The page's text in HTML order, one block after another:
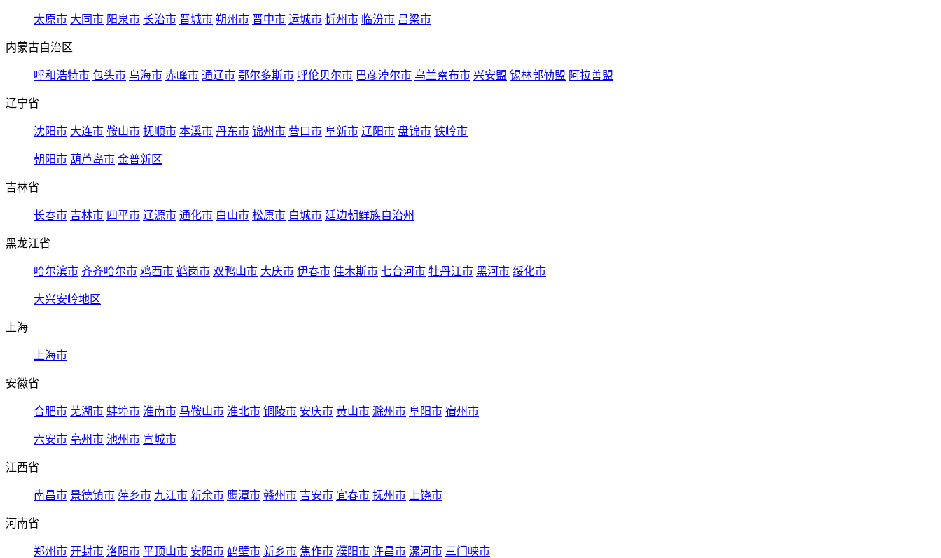
太原市 大同市 阳泉市 长治市 晋城市 朔州市 晋中市 运城市 忻州市 临汾市 吕梁市
内蒙古自治区
呼和浩特市 包头市 乌海市 赤峰市 通辽市 鄂尔多斯市 呼伦贝尔市 巴彦淖尔市 乌兰察布市 兴安盟 锡林郭勒盟 阿拉善盟
辽宁省
沈阳市 大连市 鞍山市 抚顺市 本溪市 丹东市 锦州市 营口市 阜新市 辽阳市 盘锦市 铁岭市
朝阳市 葫芦岛市 金普新区
吉林省
长春市 吉林市 四平市 辽源市 通化市 白山市 松原市 白城市 延边朝鲜族自治州
黑龙江省
哈尔滨市 齐齐哈尔市 鸡西市 鹤岗市 双鸭山市 大庆市 伊春市 佳木斯市 七台河市 牡丹江市 黑河市 绥化市
大兴安岭地区
上海
上海市
安徽省
合肥市 芜湖市 蚌埠市 淮南市 马鞍山市 淮北市 铜陵市 安庆市 黄山市 滁州市 阜阳市 宿州市
六安市 亳州市 池州市 宣城市
江西省
南昌市 景德镇市 萍乡市 九江市 新余市 鹰潭市 赣州市 吉安市 宜春市 抚州市 上饶市
河南省
郑州市 开封市 洛阳市 平顶山市 安阳市 鹤壁市 新乡市 焦作市 濮阳市 许昌市 漯河市 三门峡市